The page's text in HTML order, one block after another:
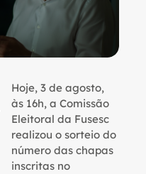
Hoje, 3 de agosto,
às 16h, a Comissão
Eleitoral da Fusesc
realizou o sorteio do
número das chapas
inscritas no